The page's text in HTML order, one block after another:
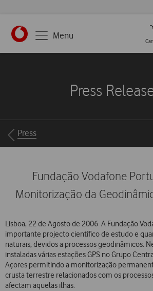
https://www.vodafone.pt
Menu
Press
Breadcrumbs
Press
Fundação Vodafone
Monitorização da
Lisboa, 22 de Agosto de 2006  A Fundação
importante projecto científico de estudo e
naturais, devidos a processos geodinâmicos.
instaladas várias estações GPS no Grupo
Açores permitindo a monitorização
crusta terrestre relacionados com os
afectam aquelas ilhas.